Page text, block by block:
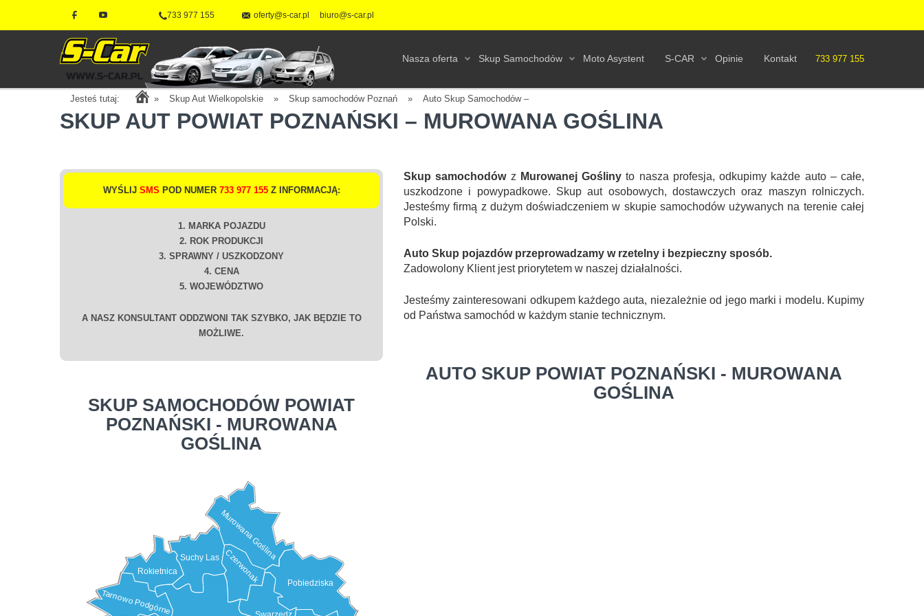
733 977 155 oferty@s-car.pl biuro@s-car.pl
733 977 155
Nasza oferta Skup Samochodów Moto Asystent S-CAR Opinie Kontakt
Jesteś tutaj: » Skup Aut Wielkopolskie » Skup samochodów Poznań » Auto Skup Samochodów –
SKUP AUT POWIAT POZNAŃSKI – MUROWANA GOŚLINA
WYŚLIJ SMS POD NUMER 733 977 155Z INFORMACJĄ:
1. MARKA POJAZDU
2. ROK PRODUKCJI
3. SPRAWNY / USZKODZONY
4. CENA
5. WOJEWÓDZTWO
A NASZ KONSULTANT ODDZWONI TAK SZYBKO, JAK BĘDZIE TO
MOŻLIWE.
SKUP SAMOCHODÓW POWIAT
POZNAŃSKI - MUROWANA
GOŚLINA
Rokietnica
Suchy Las
Pobiedziska
Tarnowo Podgórne
Czerwonak
Murowana Goślina
Skup samochodówz Murowanej Goślinyto nasza profesja, odkupimy każde auto – całe,
uszkodzone i powypadkowe. Skup aut osobowych, dostawczych oraz maszyn rolniczych.
Jesteśmy firmą z dużym doświadczeniem w skupie samochodów używanych na terenie całej
Polski.
Auto Skup pojazdów przeprowadzamy w rzetelny i bezpieczny sposób.
Zadowolony Klient jest priorytetem w naszej działalności.
Jesteśmy zainteresowani odkupem każdego auta, niezależnie od jego marki i modelu. Kupimy
od Państwa samochód w każdym stanie technicznym.
AUTO SKUP POWIAT POZNAŃSKI - MUROWANA
GOŚLINA